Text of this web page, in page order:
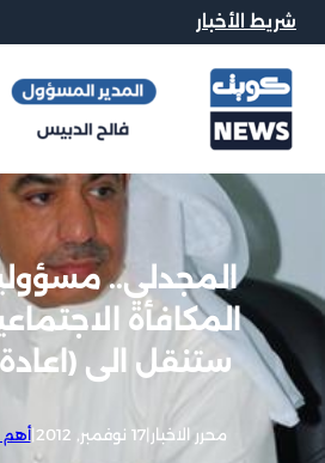
شريط الأخبار
المجدلي..
المكافأة
ستنقل الى
محرر الاخبار |17 نوفمبر, 2012 |أهم